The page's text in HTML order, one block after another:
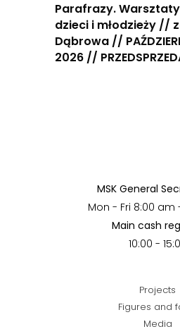
Parafrazy.
dzieci i młodzieży //
Dąbrowa //
2026 //
MSK General
Mon - Fri 8:00 am
Main cash
10:00 -
Projects
Figures and
Media